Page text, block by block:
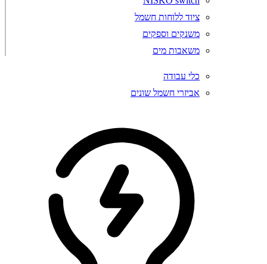
ציוד ללוחות חשמל
משנקים וספקים
משאבות מים
כלי עבודה
אביזרי חשמל שונים